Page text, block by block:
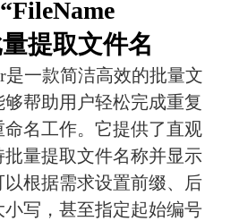
提取文件名
是一款简洁高效的批量文
帮助用户轻松完成重复
名工作。它提供了直观
量提取文件名称并显示
根据需求设置前缀、后
写，甚至指定起始编号